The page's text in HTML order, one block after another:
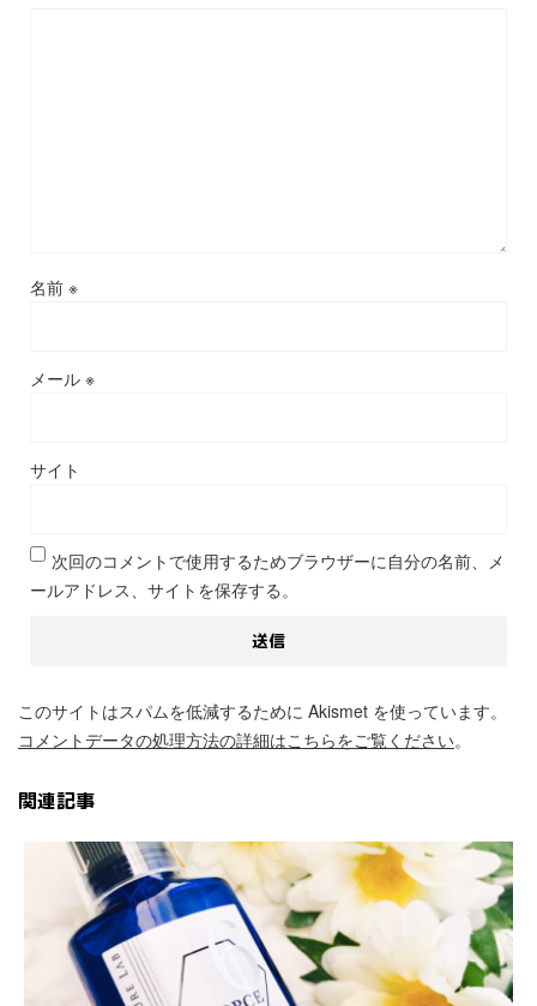
名前 ※
メール ※
サイト
次回のコメントで使用するためブラウザーに自分の名前、メ
ールアドレス、サイトを保存する。
このサイトはスパムを低減するために Akismet を使っています。
コメントデータの処理方法の詳細はこちらをご覧ください。
関連記事